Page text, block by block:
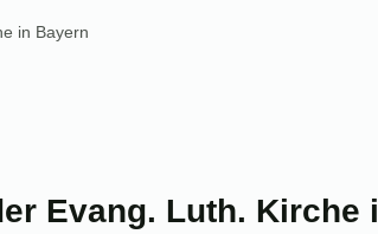
in Bayern
Evang. Luth. Kirche